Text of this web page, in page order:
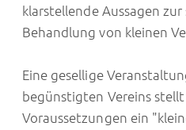
klarstellende Aussagen
Behandlung von kleinen
Eine gesellige
begünstigten Vereins
Voraussetzungen ein